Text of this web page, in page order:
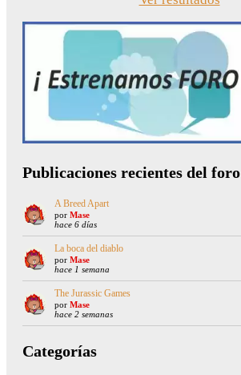
Publicaciones recientes del foro
A Breed Apart
por Mase
hace 6 días
La boca del diablo
por Mase
hace 1 semana
The Jurassic Games
por Mase
hace 2 semanas
Categorías